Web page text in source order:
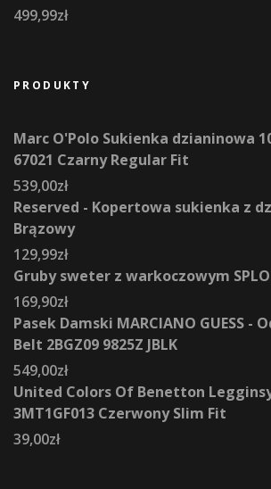
499,99zł
PRODUKTY
Marc O'Polo Sukienka dzianinowa
67021 Czarny Regular Fit
539,00zł
Reserved - Kopertowa sukienka z
Brązowy
129,99zł
Gruby sweter z warkoczowym
169,90zł
Pasek Damski MARCIANO GUESS -
Belt 2BGZ09 9825Z JBLK
549,00zł
United Colors Of Benetton
3MT1GF013 Czerwony Slim Fit
39,00zł